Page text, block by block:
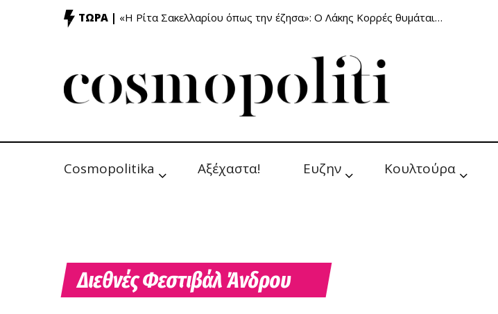
ΤΩΡΑ | «Η Ρίτα Σακελλαρίου όπως την έζησα»: Ο Λάκης Κορρές θυμάται…
Cosmopolitika Αξέχαστα! Ευζην Κουλτούρα
Διεθνές Φεστιβάλ Άνδρου